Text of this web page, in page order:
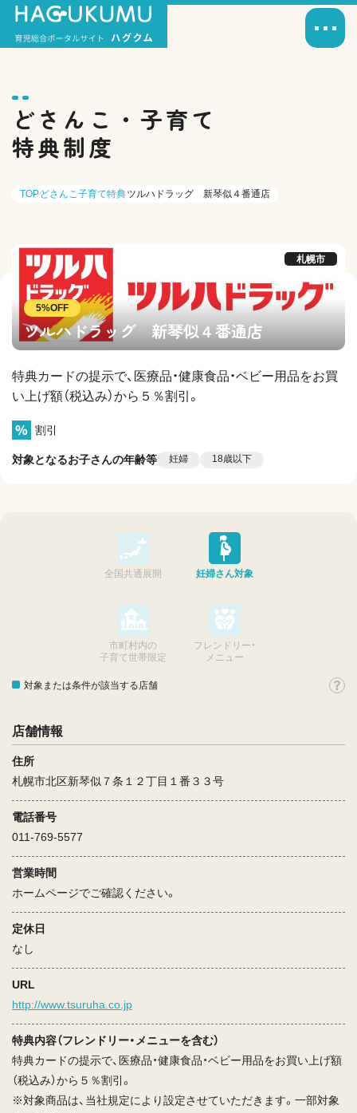
どさんこ・子育て
特典制度
TOPどさんこ子育て特典ツルハドラッグ 新琴似４番通店
札幌市
5%OFF
ツルハドラッグ 新琴似４番通店
特典カードの提示で、医療品・健康食品・ベビー用品をお買
い上げ額（税込み）から５％割引。
割引
対象となるお子さんの年齢等 妊婦 18歳以下
全国共通展開 妊婦さん対象
市町村内の
子育て世帯限定
フレンドリー・
メニュー
対象または条件が該当する店舗
店舗情報
住所
札幌市北区新琴似７条１２丁目１番３３号
電話番号
011-769-5577
営業時間
ホームページでご確認ください。
定休日
なし
URL
http://www.tsuruha.co.jp
特典内容（フレンドリー・メニューを含む）
特典カードの提示で、医療品・健康食品・ベビー用品をお買い上げ額
（税込み）から５％割引。
※対象商品は、当社規定により設定させていただきます。一部対象